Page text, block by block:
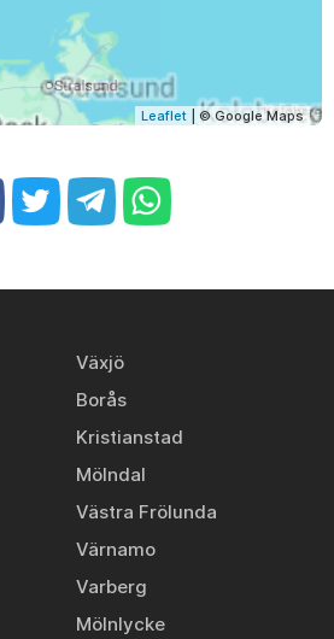
Leaflet | © Google Maps
Växjö
Borås
Kristianstad
Mölndal
Västra Frölunda
Värnamo
Varberg
Mölnlycke